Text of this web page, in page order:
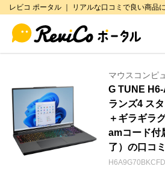
レビコ ポータル ｜ リアルな口コミで良い商品
マウスコンピ
G TUNE
ランズ4 ス
＋ギラギラ
amコード付
了）の口コ